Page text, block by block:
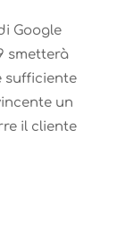
Google
smetterà
sufficiente
un
il cliente